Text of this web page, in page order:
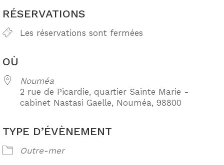
RÉSERVATIONS
Les réservations sont fermées
OÙ
Nouméa
2 rue de Picardie, quartier Sainte Marie -
cabinet Nastasi Gaelle, Nouméa, 98800
TYPE D’ÉVÈNEMENT
Outre-mer